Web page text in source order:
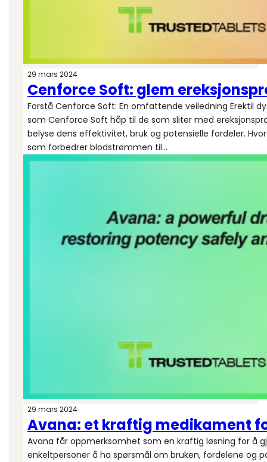
29 mars 2024
Cenforce Soft: glem
Forstå Cenforce Soft: En omfattende veiledning Erektil
som Cenforce Soft håp til de som sliter med
belyse dens effektivitet, bruk og potensielle fordeler.
som forbedrer blodstrømmen til…
29 mars 2024
Avana: et kraftig medikament
Avana får oppmerksomhet som en kraftig løsning for å
enkeltpersoner å ha spørsmål om bruken, fordelene og